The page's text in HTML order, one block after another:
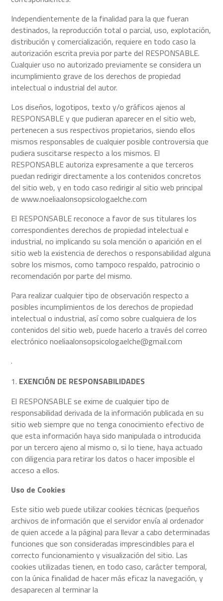
Independientemente de la finalidad para la que fueran
destinados, la reproducción total o parcial, uso, explotación,
distribución y comercialización, requiere en todo caso la
autorización escrita previa por parte del RESPONSABLE.
Cualquier uso no autorizado previamente se considera un
incumplimiento grave de los derechos de propiedad
intelectual o industrial del autor.
Los diseños, logotipos, texto y/o gráficos ajenos al
RESPONSABLE y que pudieran aparecer en el sitio web,
pertenecen a sus respectivos propietarios, siendo ellos
mismos responsables de cualquier posible controversia que
pudiera suscitarse respecto a los mismos. El
RESPONSABLE autoriza expresamente a que terceros
puedan redirigir directamente a los contenidos concretos
del sitio web, y en todo caso redirigir al sitio web principal
de www.noeliaalonsopsicologaelche.com
El RESPONSABLE reconoce a favor de sus titulares los
correspondientes derechos de propiedad intelectual e
industrial, no implicando su sola mención o aparición en el
sitio web la existencia de derechos o responsabilidad alguna
sobre los mismos, como tampoco respaldo, patrocinio o
recomendación por parte del mismo.
Para realizar cualquier tipo de observación respecto a
posibles incumplimientos de los derechos de propiedad
intelectual o industrial, así como sobre cualquiera de los
contenidos del sitio web, puede hacerlo a través del correo
electrónico noeliaalonsopsicologaelche@gmail.com
.
EXENCIÓN DE RESPONSABILIDADES
El RESPONSABLE se exime de cualquier tipo de
responsabilidad derivada de la información publicada en su
sitio web siempre que no tenga conocimiento efectivo de
que esta información haya sido manipulada o introducida
por un tercero ajeno al mismo o, si lo tiene, haya actuado
con diligencia para retirar los datos o hacer imposible el
acceso a ellos.
Uso de Cookies
Este sitio web puede utilizar cookies técnicas (pequeños
archivos de información que el servidor envía al ordenador
de quien accede a la página) para llevar a cabo determinadas
funciones que son consideradas imprescindibles para el
correcto funcionamiento y visualización del sitio. Las
cookies utilizadas tienen, en todo caso, carácter temporal,
con la única finalidad de hacer más eficaz la navegación, y
desaparecen al terminar la